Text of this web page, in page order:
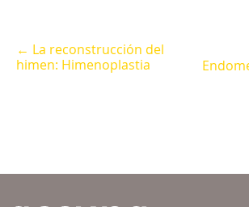
← La reconstrucción del
himen: Himenoplastia